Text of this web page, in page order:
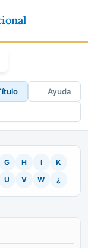
Ayuda
G H I
K
U V W ¿